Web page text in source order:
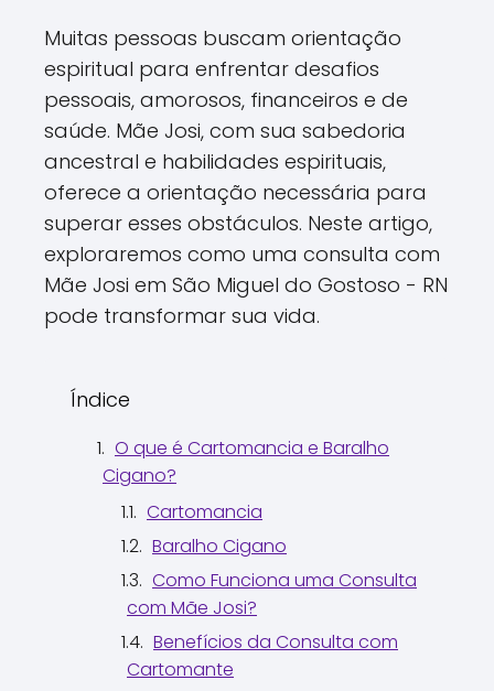
Muitas pessoas buscam orientação
espiritual para enfrentar desafios
pessoais, amorosos, financeiros e de
saúde. Mãe Josi, com sua sabedoria
ancestral e habilidades espirituais,
oferece a orientação necessária para
superar esses obstáculos. Neste artigo,
exploraremos como uma consulta com
Mãe Josi em São Miguel do Gostoso - RN
pode transformar sua vida.
Índice
O que é Cartomancia e Baralho
Cigano?
Cartomancia
Baralho Cigano
Como Funciona uma Consulta
com Mãe Josi?
Benefícios da Consulta com
Cartomante